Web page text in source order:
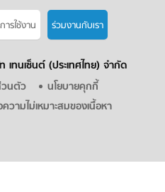
ารใช้งาน ร่วมงานกับเรา
เทนเซ็นต์ (ประเทศไทย) จำกัด
วนตัว
นโยบายคุกกี้
วามไม่เหมาะสมของเนื้อหา